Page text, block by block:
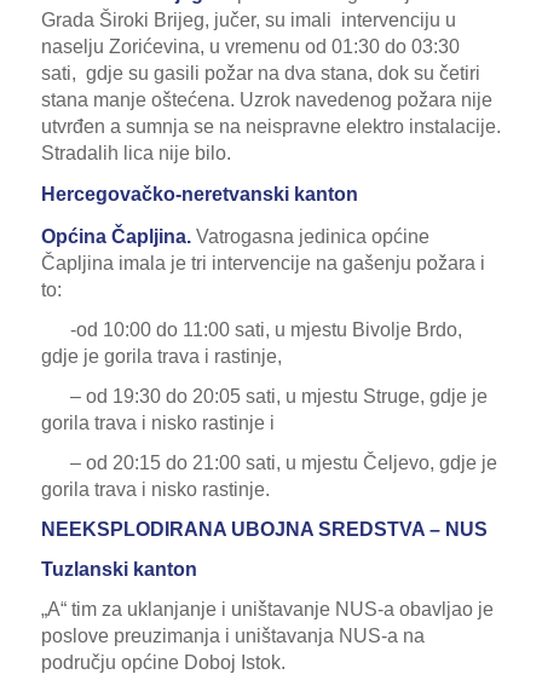
Grada Široki Brijeg, jučer, su imali intervenciju u
naselju Zorićevina, u vremenu od 01:30 do 03:30
sati, gdje su gasili požar na dva stana, dok su četiri
stana manje oštećena. Uzrok navedenog požara nije
utvrđen a sumnja se na neispravne elektro instalacije.
Stradalih lica nije bilo.
Hercegovačko-neretvanski kanton
Općina Čapljina.Vatrogasna jedinica općine
Čapljina imala je tri intervencije na gašenju požara i
to:
-od 10:00 do 11:00 sati, u mjestu Bivolje Brdo,
gdje je gorila trava i rastinje,
– od 19:30 do 20:05 sati, u mjestu Struge, gdje je
gorila trava i nisko rastinje i
– od 20:15 do 21:00 sati, u mjestu Čeljevo, gdje je
gorila trava i nisko rastinje.
NEEKSPLODIRANA UBOJNA SREDSTVA – NUS
Tuzlanski kanton
„A“ tim za uklanjanje i uništavanje NUS-a obavljao je
poslove preuzimanja i uništavanja NUS-a na
području općine Doboj Istok.